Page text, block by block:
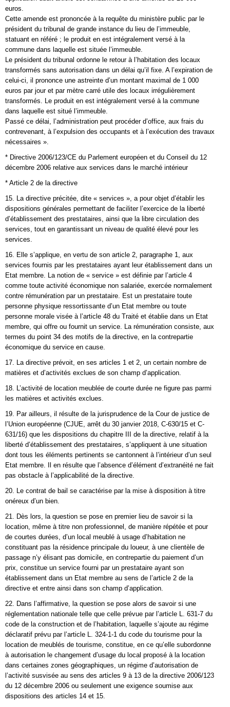
euros.
Cette amende est prononcée à la requête du ministère public par le
président du tribunal de grande instance du lieu de l’immeuble,
statuant en référé ; le produit en est intégralement versé à la
commune dans laquelle est située l’immeuble.
Le président du tribunal ordonne le retour à l’habitation des locaux
transformés sans autorisation dans un délai qu’il fixe. A l’expiration de
celui-ci, il prononce une astreinte d’un montant maximal de 1 000
euros par jour et par mètre carré utile des locaux irrégulièrement
transformés. Le produit en est intégralement versé à la commune
dans laquelle est situé l’immeuble.
Passé ce délai, l’administration peut procéder d’office, aux frais du
contrevenant, à l’expulsion des occupants et à l’exécution des travaux
nécessaires ».
* Directive 2006/123/CE du Parlement européen et du Conseil du 12
décembre 2006 relative aux services dans le marché intérieur
* Article 2 de la directive
15. La directive précitée, dite « services », a pour objet d’établir les
dispositions générales permettant de faciliter l’exercice de la liberté
d’établissement des prestataires, ainsi que la libre circulation des
services, tout en garantissant un niveau de qualité élevé pour les
services.
16. Elle s’applique, en vertu de son article 2, paragraphe 1, aux
services fournis par les prestataires ayant leur établissement dans un
Etat membre. La notion de « service » est définie par l’article 4
comme toute activité économique non salariée, exercée normalement
contre rémunération par un prestataire. Est un prestataire toute
personne physique ressortissante d’un Etat membre ou toute
personne morale visée à l’article 48 du Traité et établie dans un Etat
membre, qui offre ou fournit un service. La rémunération consiste, aux
termes du point 34 des motifs de la directive, en la contrepartie
économique du service en cause.
17. La directive prévoit, en ses articles 1 et 2, un certain nombre de
matières et d’activités exclues de son champ d’application.
18. L’activité de location meublée de courte durée ne figure pas parmi
les matières et activités exclues.
19. Par ailleurs, il résulte de la jurisprudence de la Cour de justice de
l’Union européenne (CJUE, arrêt du 30 janvier 2018, C-630/15 et C-
631/16) que les dispositions du chapitre III de la directive, relatif à la
liberté d’établissement des prestataires, s’appliquent à une situation
dont tous les éléments pertinents se cantonnent à l’intérieur d’un seul
Etat membre. Il en résulte que l’absence d’élément d’extranéité ne fait
pas obstacle à l’applicabilité de la directive.
20. Le contrat de bail se caractérise par la mise à disposition à titre
onéreux d’un bien.
21. Dès lors, la question se pose en premier lieu de savoir si la
location, même à titre non professionnel, de manière répétée et pour
de courtes durées, d’un local meublé à usage d’habitation ne
constituant pas la résidence principale du loueur, à une clientèle de
passage n’y élisant pas domicile, en contrepartie du paiement d’un
prix, constitue un service fourni par un prestataire ayant son
établissement dans un Etat membre au sens de l’article 2 de la
directive et entre ainsi dans son champ d’application.
22. Dans l’affirmative, la question se pose alors de savoir si une
réglementation nationale telle que celle prévue par l’article L. 631-7 du
code de la construction et de l’habitation, laquelle s’ajoute au régime
déclaratif prévu par l’article L. 324-1-1 du code du tourisme pour la
location de meublés de tourisme, constitue, en ce qu’elle subordonne
à autorisation le changement d’usage du local proposé à la location
dans certaines zones géographiques, un régime d’autorisation de
l’activité susvisée au sens des articles 9 à 13 de la directive 2006/123
du 12 décembre 2006 ou seulement une exigence soumise aux
dispositions des articles 14 et 15.